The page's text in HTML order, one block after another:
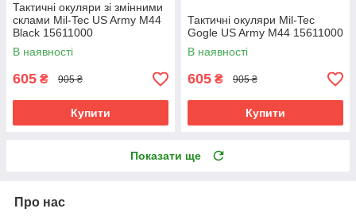
Тактичні окуляри зі змінними
склами Mil-Tec US Army M44
Black 15611000
В наявності
605 ₴ 905 ₴
Купити
Тактичні окуляри Mil-Tec
Gogle US Army M44 15611000
В наявності
605 ₴ 905 ₴
Купити
Показати ще
Про нас